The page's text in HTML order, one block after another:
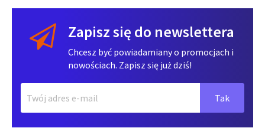
Zapisz się do newslettera
Chcesz być powiadamiany o promocjach i
nowościach. Zapisz się już dziś!